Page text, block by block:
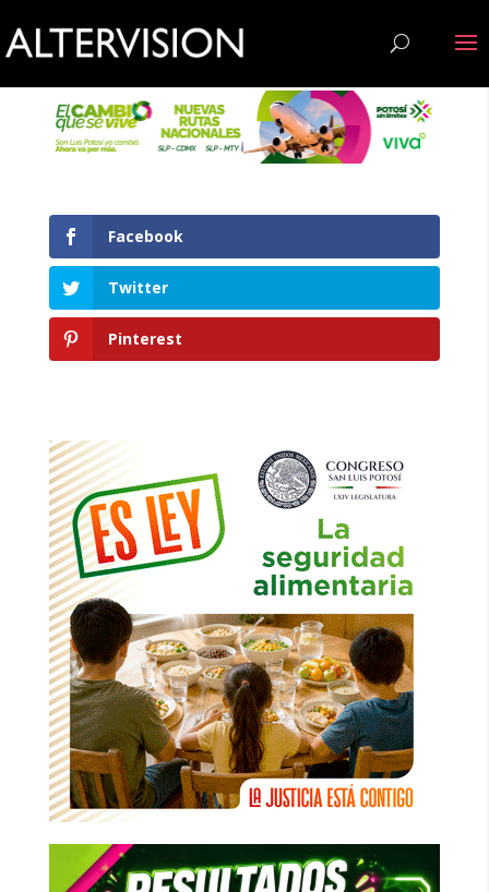
Facebook
Twitter
Pinterest